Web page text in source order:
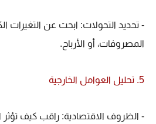
- تحديد التحولات: ابحث عن التغيرات
المصروفات، أو الأرباح.
5. تحليل العوامل الخارجية
- الظروف الاقتصادية: راقب كيف